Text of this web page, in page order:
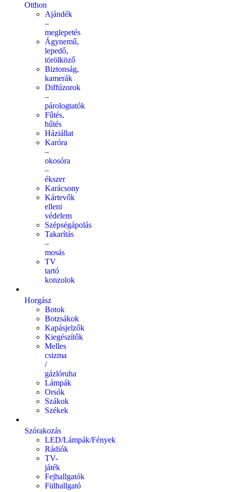
Otthon
Ajándék
–
meglepetés
Ágynemű,
lepedő,
törölköző
Biztonság,
kamerák
Diffúzorok
–
párologtatók
Fűtés,
hűtés
Háziállat
Karóra
–
okosóra
–
ékszer
Karácsony
Kártevők
elleni
védelem
Szépségápolás
Takarítás
–
mosás
TV
tartó
konzolok
Horgász
Botok
Botzsákok
Kapásjelzők
Kiegészítők
Melles
csizma
/
gázlóruha
Lámpák
Orsók
Szákok
Székek
Szórakozás
LED/Lámpák/Fények
Rádiók
TV-
játék
Fejhallgatók
Fülhallgató